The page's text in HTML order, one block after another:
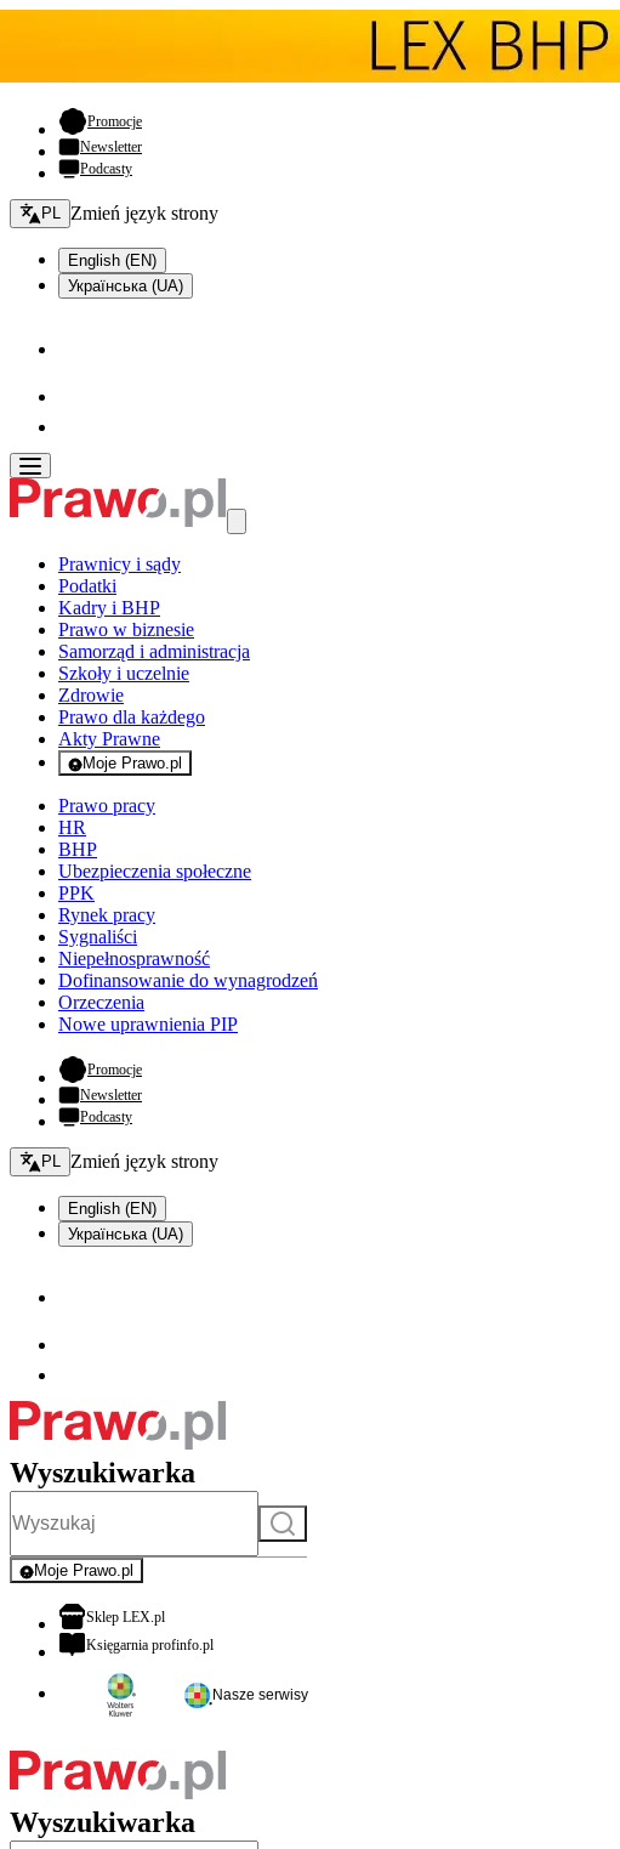
Promocje- otwiera się w nowej karcie
Newsletter
Podcasty
Zmień język - bieżący:
PL Zmień język strony
English (EN)
Українська (UA)
Prawnicy i sądy
Podatki
Kadry i BHP
Prawo w biznesie
Samorząd i administracja
Szkoły i uczelnie
Zdrowie
Prawo dla każdego
Akty Prawne
Moje Prawo.pl
- rejestracja i logowanie do serwisu
Prawo pracy
HR
BHP
Ubezpieczenia społeczne
PPK
Rynek pracy
Sygnaliści
Niepełnosprawność
Dofinansowanie do wynagrodzeń
Orzeczenia
Nowe uprawnienia PIP
Promocje- otwiera się w nowej karcie
Newsletter
Podcasty
Zmień język - bieżący:
PL Zmień język strony
English (EN)
Українська (UA)
Wyszukiwarka
Szukaj
Moje Prawo.pl
- rejestracja i logowanie do serwisu
Sklep LEX.plotwiera się w nowej karcie
Księgarnia profinfo.plotwiera się w nowej karcie
Nasze serwisy
Wyszukiwarka